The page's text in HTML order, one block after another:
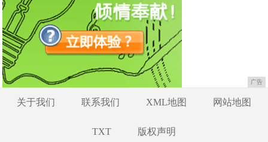
广告
关于我们 联系我们 XML地图 网站地图
TXT 版权声明